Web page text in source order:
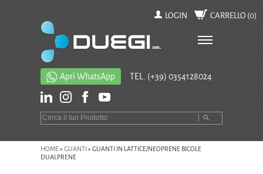
LOGIN CARRELLO (0)
Apri WhatsApp TEL. (+39) 0354128024
HOME» GUANTI » GUANTI IN LATTICE/NEOPRENE BICOLE
DUALPRENE